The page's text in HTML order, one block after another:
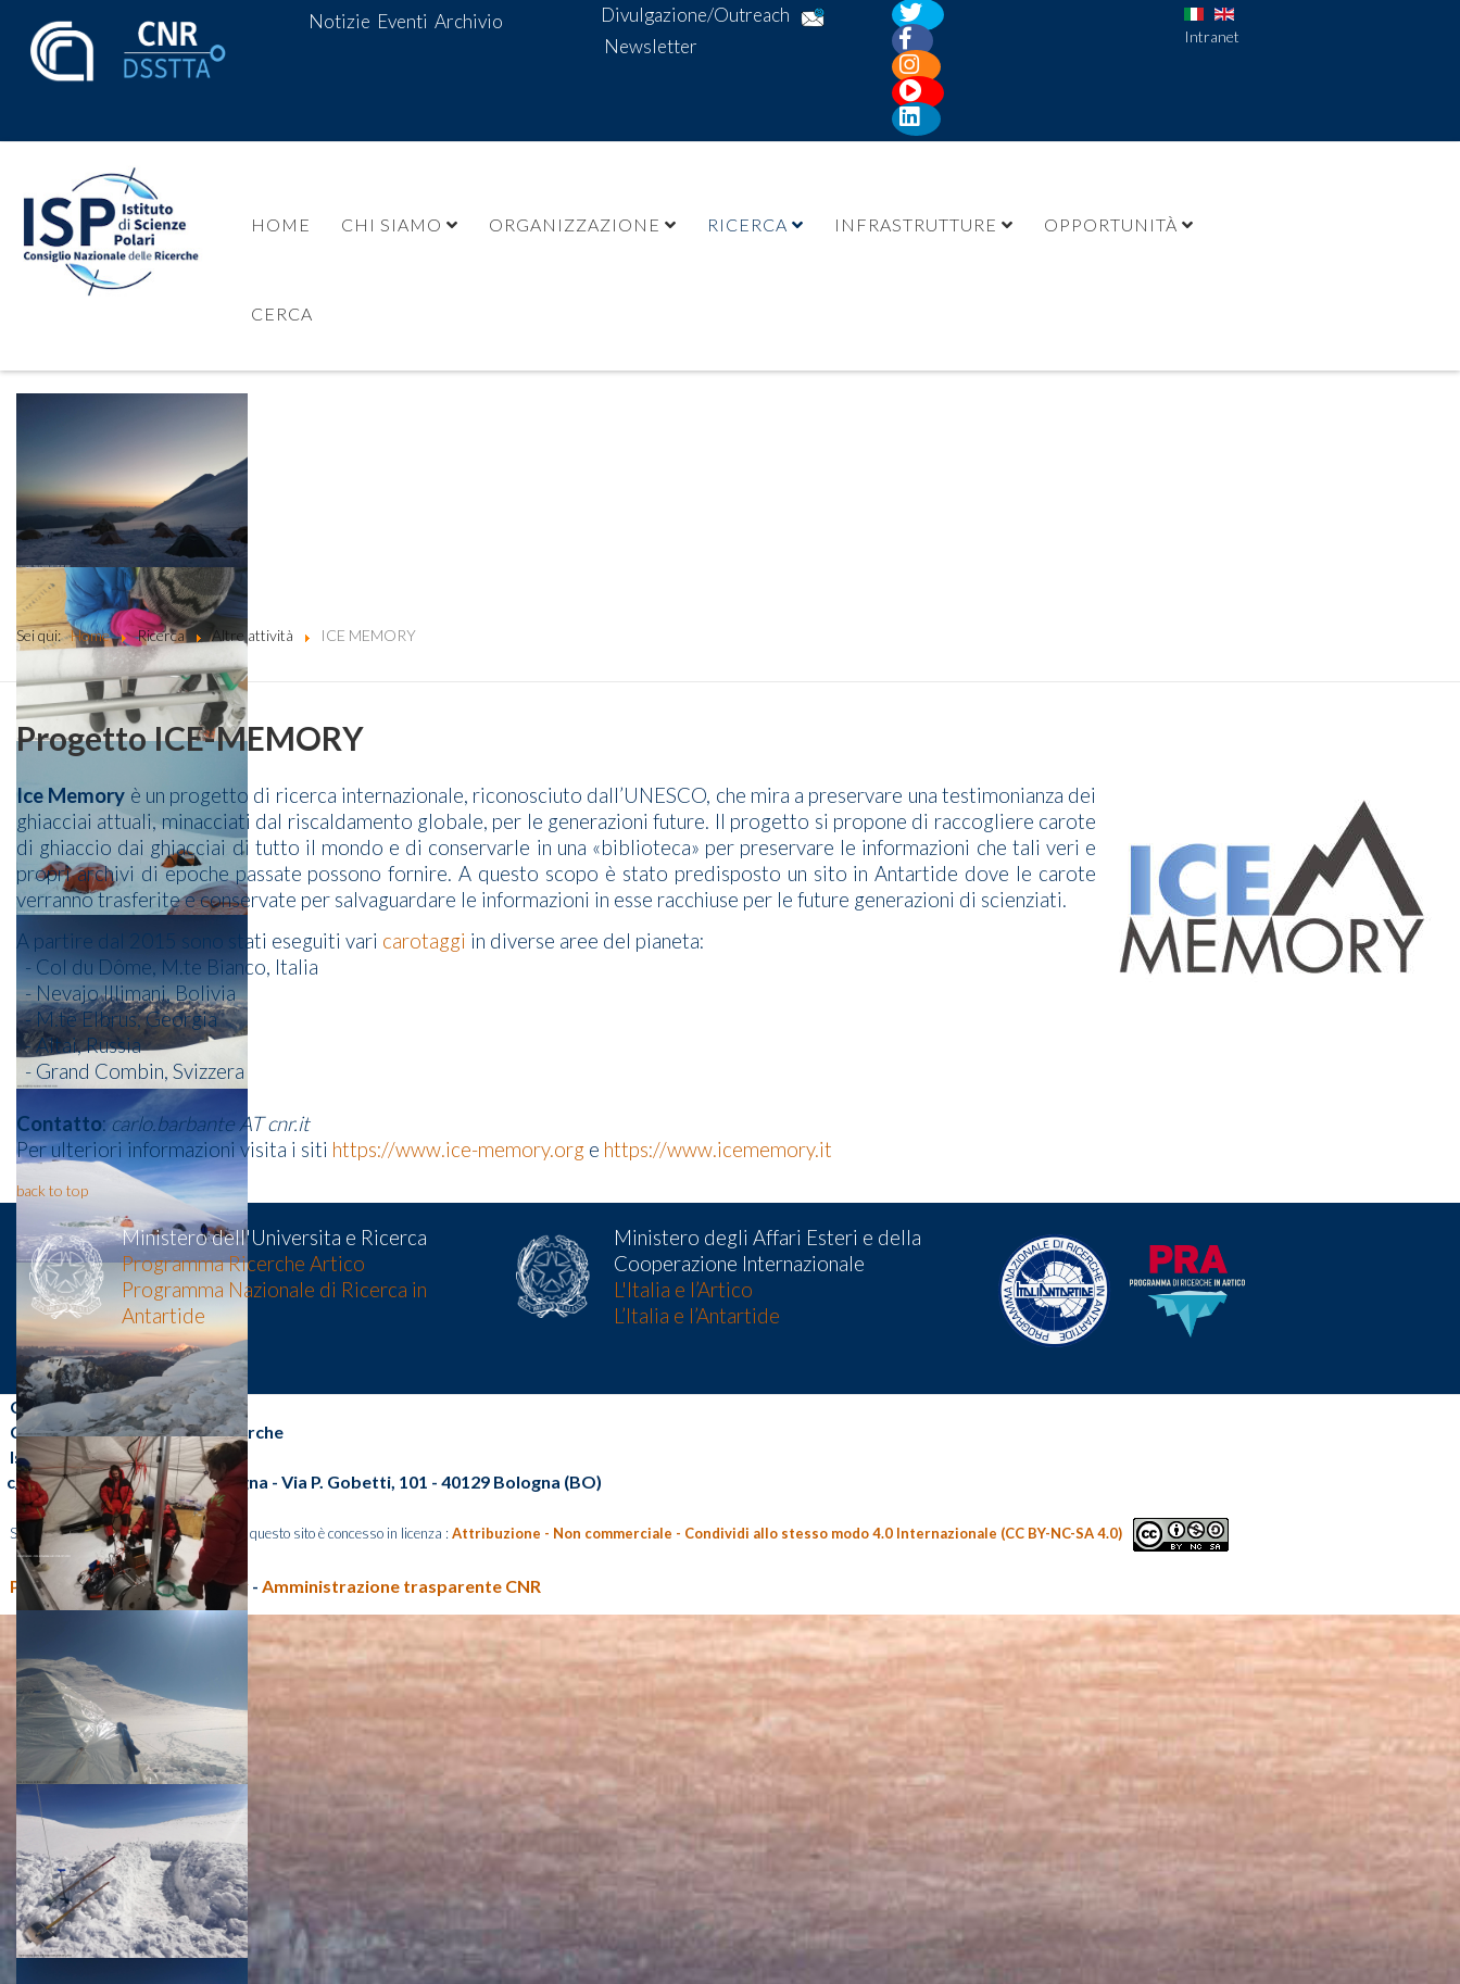
Notizie Eventi Archivio
Divulgazione/Outreach
Newsletter
Intranet
HOME CHI SIAMO ORGANIZZAZIONE RICERCA INFRASTRUTTURE OPPORTUNITÀ
CERCA
Sei qui:Home Ricerca Altre attività ICE MEMORY
Progetto ICE-MEMORY
Ice Memory è un progetto di ricerca internazionale, riconosciuto dall’UNESCO, che mira a preservare una testimonianza dei
ghiacciai attuali, minacciati dal riscaldamento globale, per le generazioni future. Il progetto si propone di raccogliere carote
di ghiaccio dai ghiacciai di tutto il mondo e di conservarle in una «biblioteca» per preservare le informazioni che tali veri e
propri archivi di epoche passate possono fornire. A questo scopo è stato predisposto un sito in Antartide dove le carote
verranno trasferite e conservate per salvaguardare le informazioni in esse racchiuse per le future generazioni di scienziati.
A partire dal 2015 sono stati eseguiti vari carotaggi in diverse aree del pianeta:
- Col du Dôme, M.te Bianco, Italia
- Nevajo Illimani, Bolivia
- M.te Elbrus, Georgia
- Altai, Russia
- Grand Combin, Svizzera
Contatto:carlo.barbante AT cnr.it
Per ulteriori informazioni visita i siti https://www.ice-memory.org e https://www.icememory.it
back to top
Ministero dell'Universita e Ricerca
Programma Ricerche Artico
Programma Nazionale di Ricerca in
Antartide
Ministero degli Affari Esteri e della
Cooperazione Internazionale
L'Italia e l’Artico
L’Italia e l’Antartide
CNR-ISP
Consiglio Nazionale delle Ricerche
Istituto di Scienze Polari
c/o Area della Ricerca di Bologna - Via P. Gobetti, 101 - 40129 Bologna (BO)
Salvo diversa indicazione, il contenuto di questo sito è concesso in licenza : Attribuzione - Non commerciale - Condividi allo stesso modo 4.0 Internazionale (CC BY-NC-SA 4.0)
Privacy policy e Cookie policy - Amministrazione trasparente CNR